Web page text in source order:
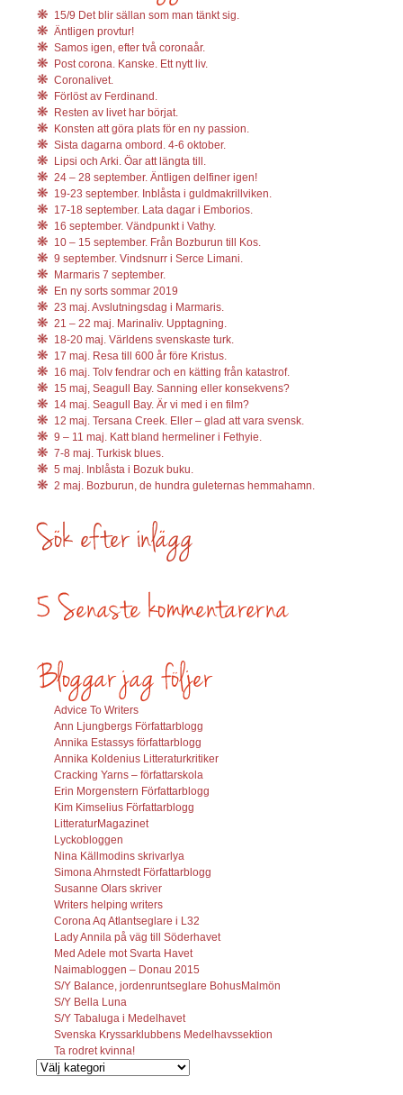
15/9 Det blir sällan som man tänkt sig.
Äntligen provtur!
Samos igen, efter två coronaår.
Post corona. Kanske. Ett nytt liv.
Coronalivet.
Förlöst av Ferdinand.
Resten av livet har börjat.
Konsten att göra plats för en ny passion.
Sista dagarna ombord. 4-6 oktober.
Lipsi och Arki. Öar att längta till.
24 – 28 september. Äntligen delfiner igen!
19-23 september. Inblåsta i guldmakrillviken.
17-18 september. Lata dagar i Emborios.
16 september. Vändpunkt i Vathy.
10 – 15 september. Från Bozburun till Kos.
9 september. Vindsnurr i Serce Limani.
Marmaris 7 september.
En ny sorts sommar 2019
23 maj. Avslutningsdag i Marmaris.
21 – 22 maj. Marinaliv. Upptagning.
18-20 maj. Världens svenskaste turk.
17 maj. Resa till 600 år före Kristus.
16 maj. Tolv fendrar och en kätting från katastrof.
15 maj, Seagull Bay. Sanning eller konsekvens?
14 maj. Seagull Bay. Är vi med i en film?
12 maj. Tersana Creek. Eller – glad att vara svensk.
9 – 11 maj. Katt bland hermeliner i Fethyie.
7-8 maj. Turkisk blues.
5 maj. Inblåsta i Bozuk buku.
2 maj. Bozburun, de hundra guleternas hemmahamn.
Advice To Writers
Ann Ljungbergs Författarblogg
Annika Estassys författarblogg
Annika Koldenius Litteraturkritiker
Cracking Yarns – författarskola
Erin Morgenstern Författarblogg
Kim Kimselius Författarblogg
LitteraturMagazinet
Lyckobloggen
Nina Källmodins skrivarlya
Simona Ahrnstedt Författarblogg
Susanne Olars skriver
Writers helping writers
Corona Aq Atlantseglare i L32
Lady Annila på väg till Söderhavet
Med Adele mot Svarta Havet
Naimabloggen – Donau 2015
S/Y Balance, jordenruntseglare BohusMalmön
S/Y Bella Luna
S/Y Tabaluga i Medelhavet
Svenska Kryssarklubbens Medelhavssektion
Ta rodret kvinna!
Vilka